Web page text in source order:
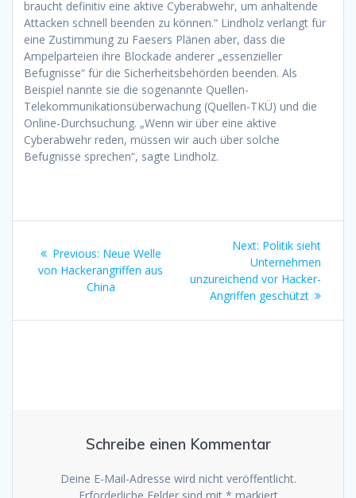
braucht definitiv eine aktive Cyberabwehr, um anhaltende
Attacken schnell beenden zu können.“ Lindholz verlangt für
eine Zustimmung zu Faesers Plänen aber, dass die
Ampelparteien ihre Blockade anderer „essenzieller
Befugnisse“ für die Sicherheitsbehörden beenden. Als
Beispiel nannte sie die sogenannte Quellen-
Telekommunikationsüberwachung (Quellen-TKÜ) und die
Online-Durchsuchung. „Wenn wir über eine aktive
Cyberabwehr reden, müssen wir auch über solche
Befugnisse sprechen“, sagte Lindholz.
Previous: Previous
post:
Neue Welle
von Hackerangriffen aus
China
Next: Next
post:
Politik sieht
Unternehmen
unzureichend vor Hacker-
Angriffen geschützt
Schreibe einen Kommentar
Deine E-Mail-Adresse wird nicht veröffentlicht.
Erforderliche Felder sind mit * markiert